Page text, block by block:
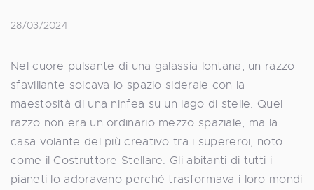
28/03/2024
Nel cuore pulsante di una galassia lontana, un razzo
sfavillante solcava lo spazio siderale con la
maestosità di una ninfea su un lago di stelle. Quel
razzo non era un ordinario mezzo spaziale, ma la
casa volante del più creativo tra i supereroi, noto
come il Costruttore Stellare. Gli abitanti di tutti i
pianeti lo adoravano perché trasformava i loro mondi